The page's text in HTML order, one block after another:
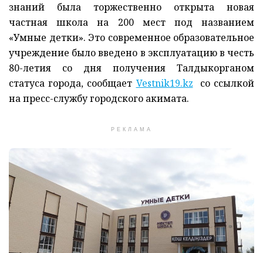
знаний была торжественно открыта новая
частная школа на 200 мест под названием
«Умные детки». Это современное образовательное
учреждение было введено в эксплуатацию в честь
80-летия со дня получения Талдыкорганом
статуса города, сообщает Vestnik19.kz со ссылкой
на пресс-службу городского акимата.
РЕКЛАМА